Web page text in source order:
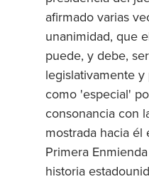
afirmado varias
unanimidad, que
puede, y debe,
legislativamente
como 'especial'
consonancia con
mostrada hacia él
Primera
historia